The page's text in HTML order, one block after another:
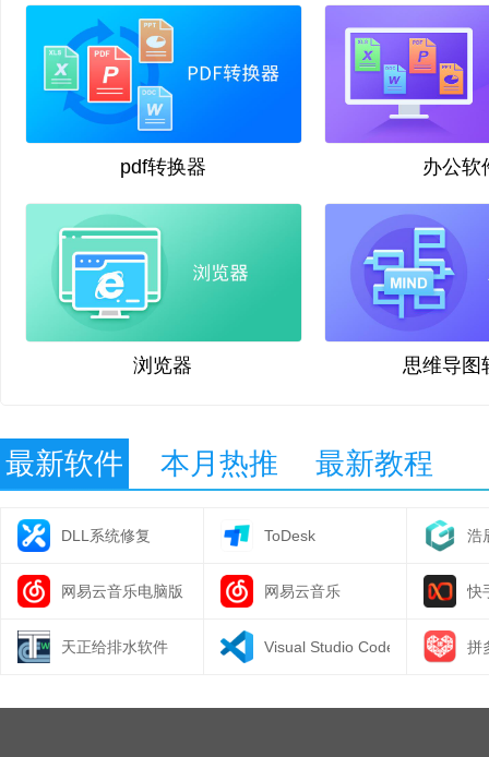
pdf转换器 办公软
浏览器 思维导图
最新软件 本月热推 最新教程
DLL系统修复 ToDesk 浩
网易云音乐电脑版 网易云音乐 快
天正给排水软件 Visual Studio Code64位 拼